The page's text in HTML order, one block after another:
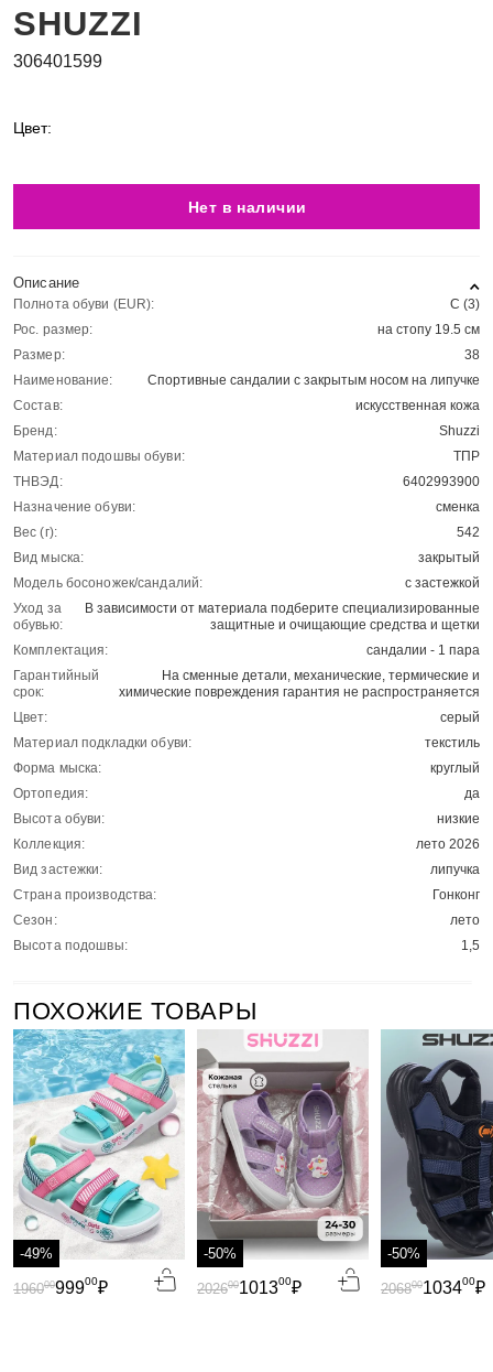
SHUZZI
306401599
Цвет:
Нет в наличии
Описание
Полнота обуви (EUR):
С (3)
Рос. размер:
на стопу 19.5 см
Размер:
38
Наименование:
Спортивные сандалии с закрытым носом на липучке
Состав:
искусственная кожа
Бренд:
Shuzzi
Материал подошвы обуви:
ТПР
ТНВЭД:
6402993900
Назначение обуви:
сменка
Вес (г):
542
Вид мыска:
закрытый
Модель босоножек/сандалий:
с застежкой
Уход за
обувью:
В зависимости от материала подберите специализированные
защитные и очищающие средства и щетки
Комплектация:
сандалии - 1 пара
Гарантийный
срок:
На сменные детали, механические, термические и
химические повреждения гарантия не распространяется
Цвет:
серый
Материал подкладки обуви:
текстиль
Форма мыска:
круглый
Ортопедия:
да
Высота обуви:
низкие
Коллекция:
лето 2026
Вид застежки:
липучка
Страна производства:
Гонконг
Сезон:
лето
Высота подошвы:
1,5
ПОХОЖИЕ ТОВАРЫ
-49%
99900₽
196000
-50%
101300₽
202600
-50%
103400₽
206800